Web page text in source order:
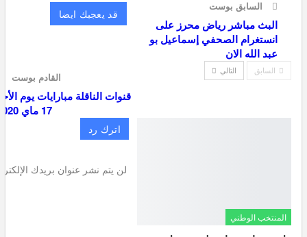
السابق بوست
البث مباشر رياض محرز على
انستغرام الصحفي إسماعيل بو
عبد الله الان
القادم بوست
قنوات الناقلة مبارايات يوم
17 ماي 2020
قد يعجبك ايضا
المنتخب الوطني
السابق التالي
اترك رد
لن يتم نشر عنوان بريدك